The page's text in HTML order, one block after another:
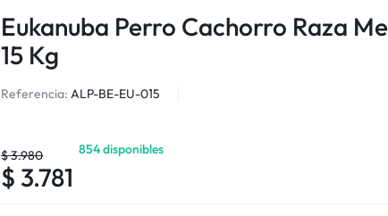
Eukanuba Perro Cachorro Raza
15 Kg
Referencia: ALP-BE-EU-015
$3.980
$ 3.781
854 disponibles